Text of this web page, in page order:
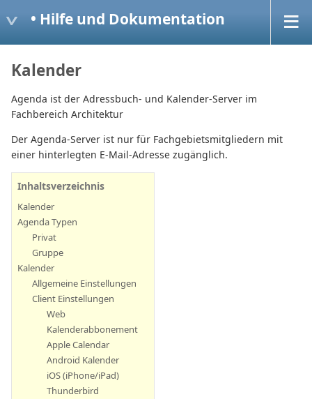
• Hilfe und Dokumentation
Kalender
Agenda ist der Adressbuch- und Kalender-Server im
Fachbereich Architektur
Der Agenda-Server ist nur für Fachgebietsmitgliedern mit
einer hinterlegten E-Mail-Adresse zugänglich.
Inhaltsverzeichnis
Kalender
Agenda Typen
Privat
Gruppe
Kalender
Allgemeine Einstellungen
Client Einstellungen
Web
Kalenderabbonement
Apple Calendar
Android Kalender
iOS (iPhone/iPad)
Thunderbird